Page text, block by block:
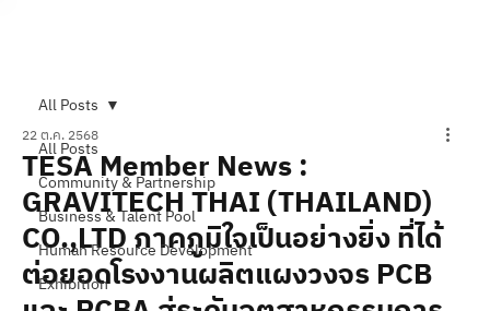
All Posts
Community & Partnership
Business & Talent Pool
Human Resource Development
Exhibition
All Posts
TESA Member News :
GRAVITECH THAI (THAILAND)
CO.,LTD ภาคภูมิใจเป็นอย่างยิ่ง ที่ได้
ต่อยอดโรงงานผลิตแผงวงจร PCB
22 ต.ค. 2568